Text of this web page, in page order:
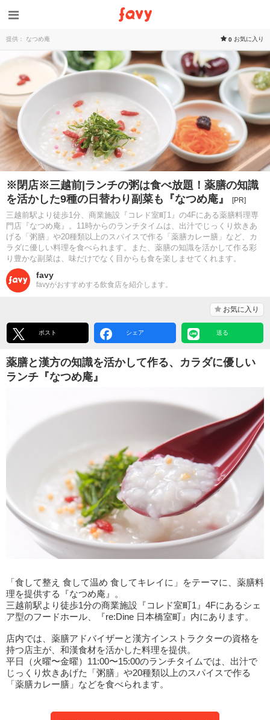
提供： なつめ庵 0 お気に入り
※閉店※三越前|ランチの粥は食べ放題！薬膳の知識
を活かした9種の日替わり副菜も『なつめ庵』
[PR]
三越前駅より徒歩1分、商業施設『コレド室町1』の4Fにある薬膳料理専
門店『なつめ庵』。11時からのランチタイムは、出汁でじっくり炊きあ
げる「粥膳」や20種類以上のスパイスで作る「薬膳カレー膳」など、カ
ラダに優しい料理を食べられます。また、薬膳の知識を活かして作る彩
り豊かな副菜は、味だけでなく目からも食を楽しませてくれます。
favy
favyがおすすめする飲食店を紹介します。
お気に入り
ポスト シェア 送る
薬膳と漢方の知識を活かして作る、カラダに優しい
ランチ『なつめ庵』
「食して整え 食して温め 食してキレイに」をテーマに、薬膳料
理を提供する『なつめ庵』。
三越前駅より徒歩1分の商業施設『コレド室町1』4Fにあるシェ
ア型のフードホール、『re:Dine 日本橋室町』内にあります。
店内では、薬膳アドバイザーと漢方インストラクターの資格を
持つ店主が、和漢食材を活かした料理を提供。
平日（火曜〜金曜）11:00〜15:00のランチタイムでは、出汁で
じっくり炊きあげた「粥膳」や20種類以上のスパイスで作る
「薬膳カレー膳」などを食べられます。